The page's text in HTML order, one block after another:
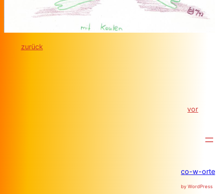
zurück
vor
co-w-orte
by WordPress